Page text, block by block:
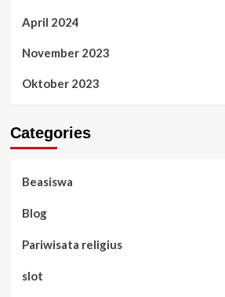
April 2024
November 2023
Oktober 2023
Categories
Beasiswa
Blog
Pariwisata religius
slot